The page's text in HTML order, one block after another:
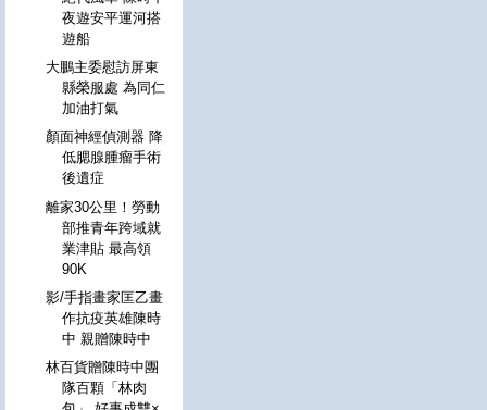
夜遊安平運河搭
遊船
大鵬主委慰訪屏東
縣榮服處 為同仁
加油打氣
顏面神經偵測器 降
低腮腺腫瘤手術
後遺症
離家30公里！勞動
部推青年跨域就
業津貼 最高領
90K
影/手指畫家匡乙畫
作抗疫英雄陳時
中 親贈陳時中
林百貨贈陳時中團
隊百顆「林肉